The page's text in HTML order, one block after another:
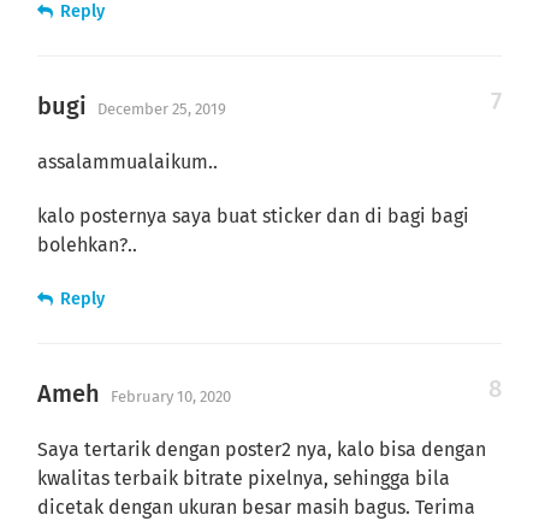
Reply
bugi December 25, 2019
assalammualaikum..
kalo posternya saya buat sticker dan di bagi bagi
bolehkan?..
Reply
Ameh February 10, 2020
Saya tertarik dengan poster2 nya, kalo bisa dengan
kwalitas terbaik bitrate pixelnya, sehingga bila
dicetak dengan ukuran besar masih bagus. Terima